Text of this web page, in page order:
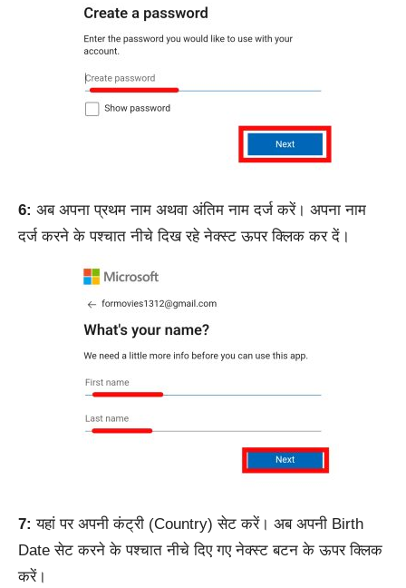
6: अब अपना प्रथम नाम अथवा अंतिम नाम दर्ज करें। अपना नाम
दर्ज करने के पश्चात नीचे दिख रहे नेक्स्ट ऊपर क्लिक कर दें।
7:यहां पर अपनी कंट्री (Country) सेट करें। अब अपनी Birth
Date सेट करने के पश्चात नीचे दिए गए नेक्स्ट बटन के ऊपर क्लिक
करें।